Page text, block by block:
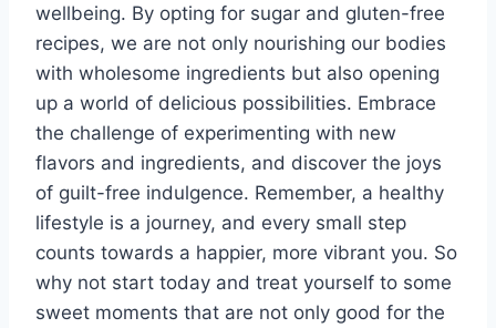
wellbeing. By opting for sugar⁣ and ⁤gluten-free
recipes, we are not only nourishing our bodies
with wholesome ingredients ​but also opening
up a world of delicious possibilities. Embrace
the challenge of experimenting with new​
flavors and ingredients, and discover the joys
of guilt-free indulgence. Remember, a healthy
⁢lifestyle ⁤is a journey, and every small step
counts towards a happier, ‍more⁤ vibrant you. So
why not ⁢start today and treat yourself to some
sweet moments ​that are not only good ⁤for the